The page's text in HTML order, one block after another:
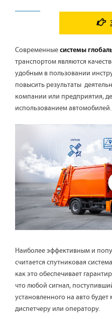
Современные системы
транспортом являются
удобным в пользовании
повысить результаты
компании или предприятия,
использованием автомобилей.
Наиболее эффективным и
считается спутниковая
как это обеспечивает
что любой сигнал,
установленного на авто
диспетчеру или оператору.